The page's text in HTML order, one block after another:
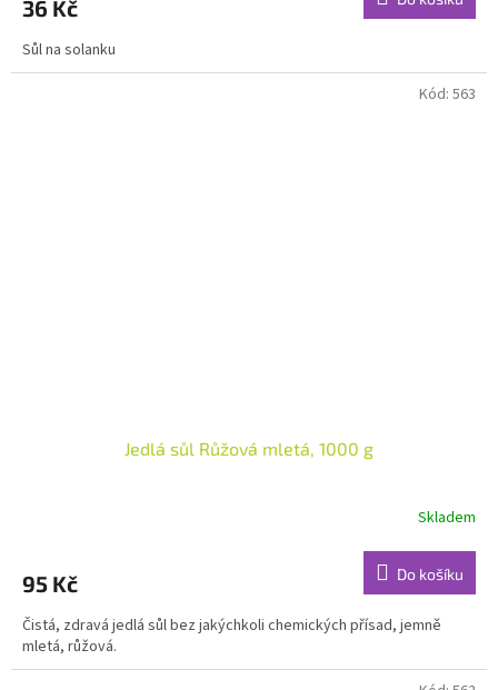
36 Kč
Sůl na solanku
Jedlá sůl Růžová mletá, 1000 g
Skladem
95 Kč Do košíku
Čistá, zdravá jedlá sůl bez jakýchkoli chemických přísad, jemně
mletá, růžová.
Kód: 563